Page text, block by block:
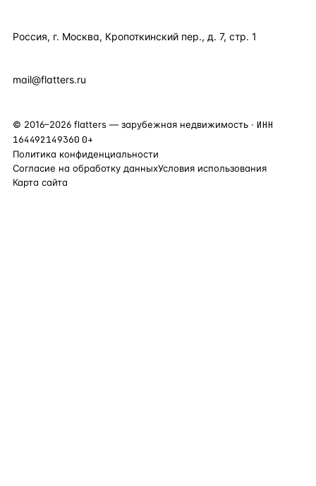
Россия, г. Москва, Кропоткинский пер., д. 7, стр. 1
mail@flatters.ru
© 2016–2026 flatters — зарубежная недвижимость · ИНН
164492149360 0+
Политика конфиденциальности
Согласие на обработку данныхУсловия использования
Карта сайта